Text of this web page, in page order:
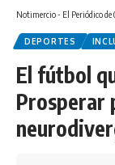
Notimercio - El Periódico
DEPORTES
El fútbol
Prosperar